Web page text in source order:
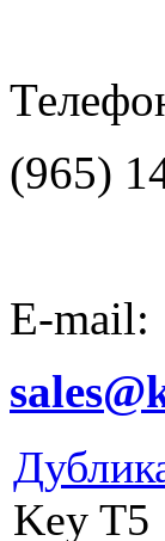
(965)
E-mail:
Key T5